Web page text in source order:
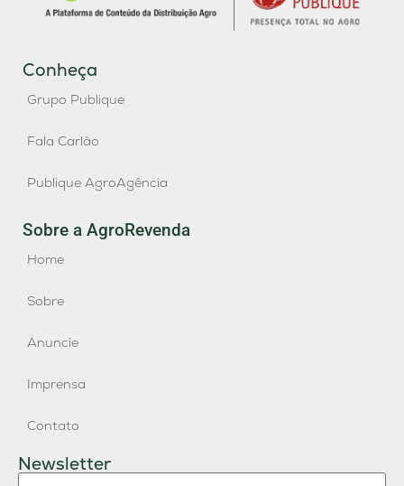
Conheça
Grupo Publique
Fala Carlão
Publique AgroAgência
Sobre a AgroRevenda
Home
Sobre
Anuncie
Imprensa
Contato
Newsletter